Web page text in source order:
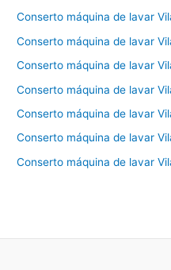
Conserto máquina de lavar
Conserto máquina de lavar
Conserto máquina de lavar
Conserto máquina de lavar
Conserto máquina de lavar
Conserto máquina de lavar
Conserto máquina de lavar